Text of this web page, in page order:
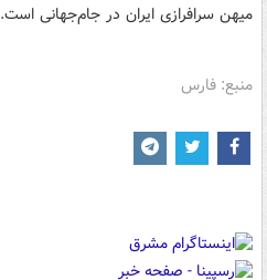
میهن سرافرازی ایران در جام‌جهانی است.
منبع: فارس